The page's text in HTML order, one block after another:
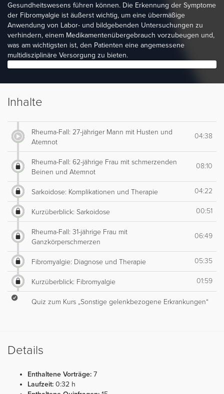
Gesundheitswesens führen können. Die Erkennung der Symptome
der Fibromyalgie ist äußerst wichtig, um eine übermäßige
Anwendung von Labor- und bildgebenden Untersuchungen zu
verhindern, einem Medikamentenübergebrauch vorzubeugen und,
was am wichtigsten ist, den Patienten eine angemessene
multidisziplinäre Versorgung zu bieten.
Inhalte
Rheuma-Fall: 27-jähriger Mann mit Husten und
Atemnot
04:38
Rheuma-Fall: 62-jährige Frau mit schmerzenden
Beinen und Atemnot
08:10
Sarkoidose: Komplikationen und Therapie 04:22
Kurzüberblick: Sarkoidose 00:51
Rheuma-Fall: 31-jährige Frau mit
Ganzkörperschmerzen
06:49
Fibromyalgie: Diagnose und Therapie 05:35
Kurzüberblick: Fibromyalgie 01:59
Quiz zum Kurs „Sonstige gelenkbezogene Erkrankungen“
Details
Enthaltene Vorträge: 7
Laufzeit: 0:32 h